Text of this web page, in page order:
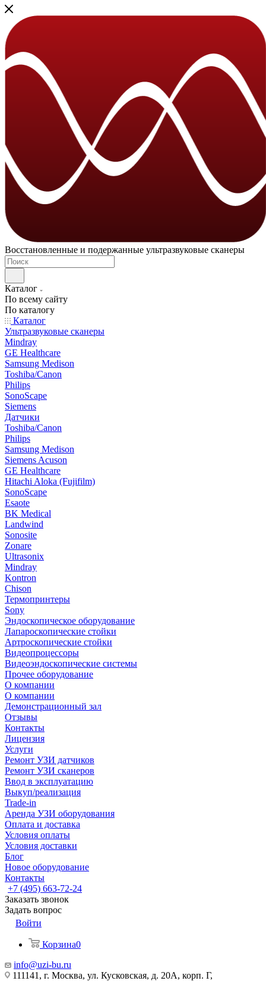
Восстановленные и подержанные ультразвуковые сканеры
Каталог
По всему сайту
По каталогу
Каталог
Ультразвуковые сканеры
Mindray
GE Healthcare
Samsung Medison
Toshiba/Canon
Philips
SonoScape
Siemens
Датчики
Toshiba/Canon
Philips
Samsung Medison
Siemens Acuson
GE Healthcare
Hitachi Aloka (Fujifilm)
SonoScape
Esaote
BK Medical
Landwind
Sonosite
Zonare
Ultrasonix
Mindray
Kontron
Chison
Термопринтеры
Sony
Эндоскопическое оборудование
Лапароскопические стойки
Артроскопические стойки
Видеопроцессоры
Видеоэндоскопические системы
Прочее оборудование
О компании
О компании
Демонстрационный зал
Отзывы
Контакты
Лицензия
Услуги
Ремонт УЗИ датчиков
Ремонт УЗИ сканеров
Ввод в эксплуатацию
Выкуп/реализация
Trade-in
Аренда УЗИ оборудования
Оплата и доставка
Условия оплаты
Условия доставки
Блог
Новое оборудование
Контакты
+7 (495) 663-72-24
Заказать звонок
Задать вопрос
Войти
Корзина0
info@uzi-bu.ru
111141, г. Москва, ул. Кусковская, д. 20А, корп. Г,